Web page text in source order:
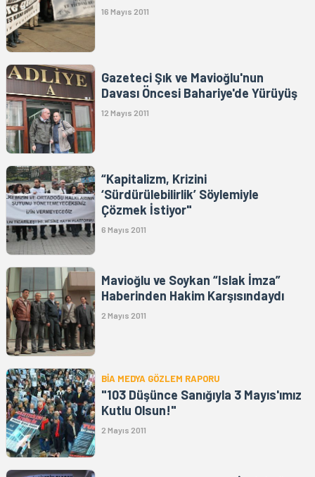
16 Mayıs 2011
Gazeteci Şık ve Mavioğlu'nun
Davası Öncesi Bahariye'de Yürüyüş
12 Mayıs 2011
“Kapitalizm, Krizini
‘Sürdürülebilirlik’ Söylemiyle
Çözmek İstiyor"
6 Mayıs 2011
Mavioğlu ve Soykan “Islak İmza”
Haberinden Hakim Karşısındaydı
2 Mayıs 2011
BİA MEDYA GÖZLEM RAPORU
"103 Düşünce Sanığıyla 3 Mayıs'ımız
Kutlu Olsun!"
2 Mayıs 2011